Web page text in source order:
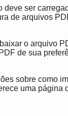
deve ser
de arquivos
o arquivo
de sua
sobre como
uma página